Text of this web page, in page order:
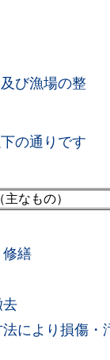
及び漁場の整
の通りです
なもの）
修繕
去
法により損傷・